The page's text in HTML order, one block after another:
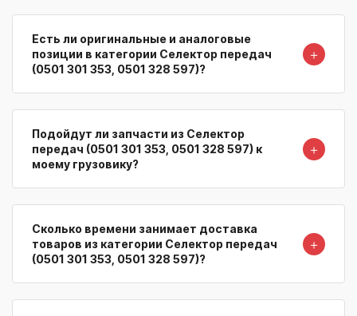
Есть ли оригинальные и аналоговые
позиции в категории Селектор передач
(0501 301 353, 0501 328 597)?
＋
Подойдут ли запчасти из Селектор
передач (0501 301 353, 0501 328 597) к
моему грузовику?
＋
Сколько времени занимает доставка
товаров из категории Селектор передач
(0501 301 353, 0501 328 597)?
＋